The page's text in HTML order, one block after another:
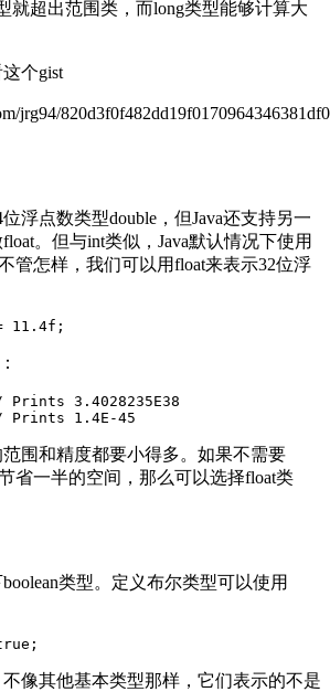
就超出范围类，而long类型能够计算大
个gist
jrg94/
浮点数类型double，但Java还支持另一
。但与int类似，Java默认情况下使用
管怎样，我们可以用float来表示32位浮
Prints 3.4028235E38
围和精度都要小得多。如果不需要
省一半的空间，那么可以选择float类
类型。定义布尔类型可以使用
像其他基本类型那样，它们表示的不是